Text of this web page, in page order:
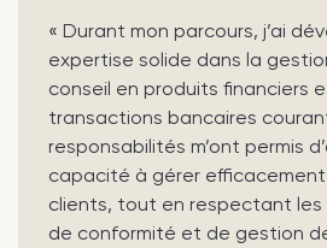
« Durant mon parcours, j’ai
expertise solide dans la
conseil en produits financiers
transactions bancaires
responsabilités m’ont permis
capacité à gérer
clients, tout en respectant les
de conformité et de gestion